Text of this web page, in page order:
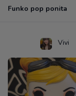
Funko pop ponita
Vivi